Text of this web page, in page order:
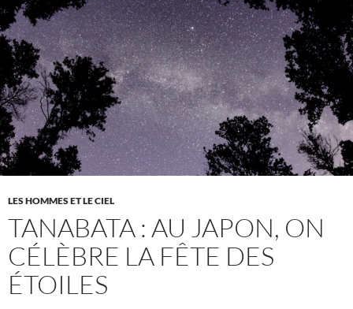
LES HOMMES ET LE CIEL
TANABATA : AU JAPON, ON
CÉLÈBRE LA FÊTE DES
ÉTOILES